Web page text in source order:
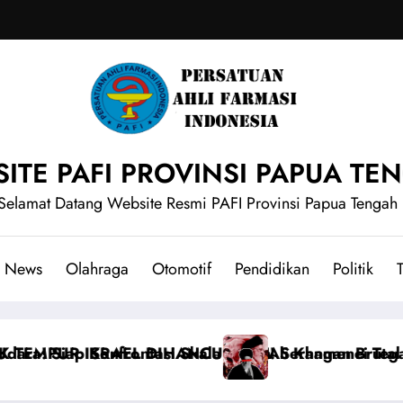
PAFI PROVINSI PAPUA
Datang Website Resmi PAFI Provinsi Papua Tengah
News Olahraga Otomotif Pendidikan Politik
Tanpa Henti Dilancarkan
Tidak Akan Tunduk pada Amerika Serikat di
KOTA KYIV